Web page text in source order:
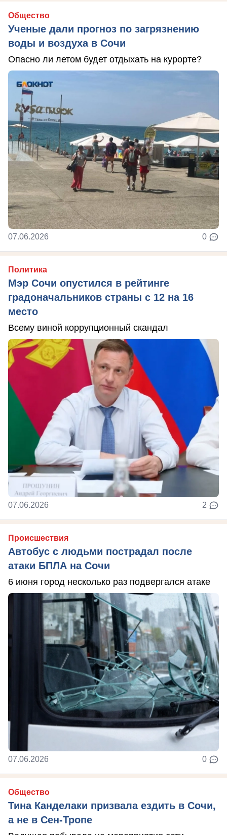
Общество
Ученые дали прогноз по загрязнению
воды и воздуха в Сочи
Опасно ли летом будет отдыхать на курорте?
07.06.2026 0
Политика
Мэр Сочи опустился в рейтинге
градоначальников страны с 12 на 16
место
Всему виной коррупционный скандал
07.06.2026 2
Происшествия
Автобус с людьми пострадал после
атаки БПЛА на Сочи
6 июня город несколько раз подвергался атаке
07.06.2026 0
Общество
Тина Канделаки призвала ездить в Сочи,
а не в Сен-Тропе